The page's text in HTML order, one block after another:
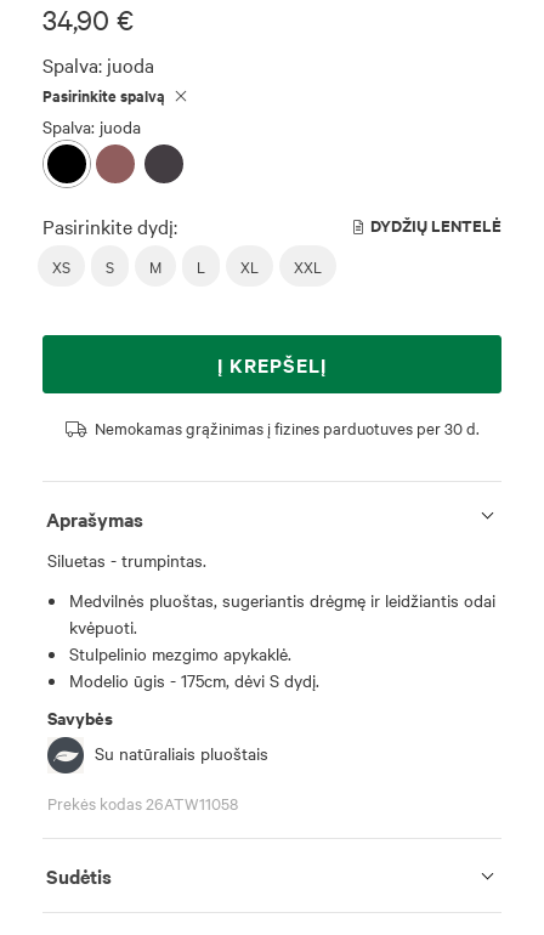
34,90 €
Spalva: juoda
Pasirinkite spalvą
Spalva: juoda
Pasirinkite dydį: DYDŽIŲ LENTELĖ
XS S M L XL XXL
Į KREPŠELĮ
Nemokamas grąžinimas į fizines parduotuves per 30 d.
Aprašymas
Siluetas - trumpintas.
Medvilnės pluoštas, sugeriantis drėgmę ir leidžiantis odai
kvėpuoti.
Stulpelinio mezgimo apykaklė.
Modelio ūgis - 175cm, dėvi S dydį.
Savybės
Su natūraliais pluoštais
Prekės kodas 26ATW11058
Sudėtis